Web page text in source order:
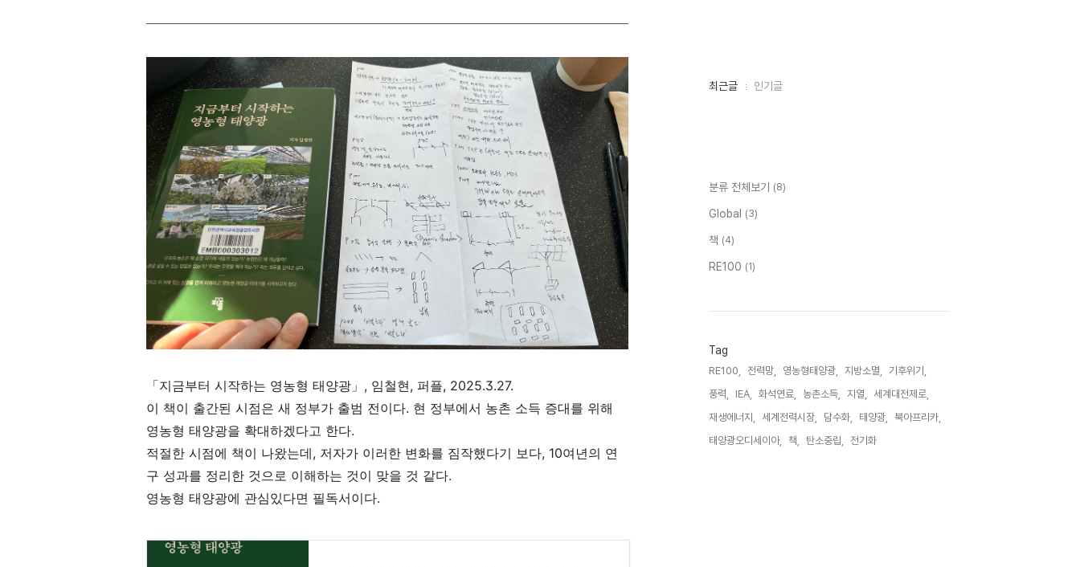
「지금부터 시작하는 영농형 태양광」, 임철현, 퍼플, 2025.3.27.
이 책이 출간된 시점은 새 정부가 출범 전이다. 현 정부에서 농촌 소득 증대를 위해
영농형 태양광을 확대하겠다고 한다.
적절한 시점에 책이 나왔는데, 저자가 이러한 변화를 짐작했다기 보다, 10여년의 연
구 성과를 정리한 것으로 이해하는 것이 맞을 것 같다.
영농형 태양광에 관심있다면 필독서이다.
최
최근글 인기글
분류 전체보기 (8)
Global (3)
책 (4)
RE100 (1)
Tag
RE100, 전력망, 영농형태양광, 지방소멸,
기후위기,
풍력,
IEA, 화석연료, 농촌소득, 지열,
세계대전제로,
재생에너지,
세계전력시장, 담수화, 태양광,
북아프리카,
태양광오디세이아,
책, 탄소중립, 전기화,